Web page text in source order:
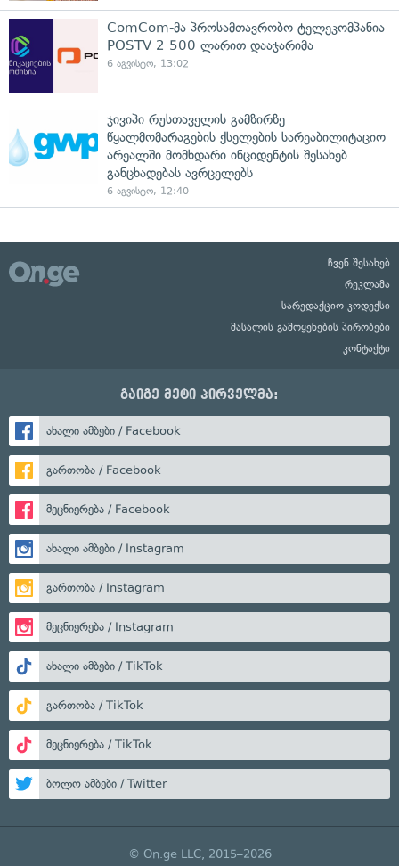
ComCom-მა პროსამთავრობო ტელეკომპანია
POSTV 2 500 ლარით დააჯარიმა
6 აგვისტო, 13:02
ჯივიპი რუსთაველის გამზირზე
წყალმომარაგების ქსელების სარეაბილიტაციო
არეალში მომხდარი ინციდენტის შესახებ
განცხადებას ავრცელებს
6 აგვისტო, 12:40
ჩვენ შესახებ
რეკლამა
სარედაქციო კოდექსი
მასალის გამოყენების პირობები
კონტაქტი
გაიგე მეტი პირველმა:
ახალი ამბები / Facebook
გართობა / Facebook
მეცნიერება / Facebook
ახალი ამბები / Instagram
გართობა / Instagram
მეცნიერება / Instagram
ახალი ამბები / TikTok
გართობა / TikTok
მეცნიერება / TikTok
ბოლო ამბები / Twitter
© On.ge LLC, 2015–2026